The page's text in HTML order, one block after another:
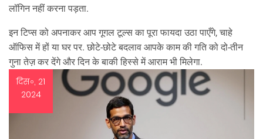
लॉगिन नहीं करना पड़ता.
इन टिप्स को अपनाकर आप गूगल टूल्स का पूरा फायदा उठा पाएँगे, चाहे
ऑफिस में हों या घर पर. छोटे‑छोटे बदलाव आपके काम की गति को दो‑तीन
गुना तेज़ कर देंगे और दिन के बाकी हिस्से में आराम भी मिलेगा.
दिस॰, 21
2024